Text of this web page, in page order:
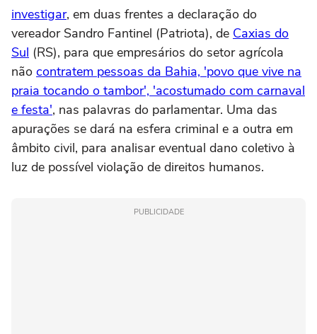
investigar, em duas frentes a declaração do
vereador Sandro Fantinel (Patriota), de Caxias do
Sul (RS), para que empresários do setor agrícola
não contratem pessoas da Bahia, 'povo que vive na
praia tocando o tambor', 'acostumado com carnaval
e festa', nas palavras do parlamentar. Uma das
apurações se dará na esfera criminal e a outra em
âmbito civil, para analisar eventual dano coletivo à
luz de possível violação de direitos humanos.
PUBLICIDADE